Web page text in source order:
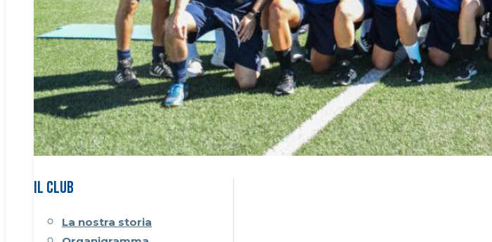
Il CLUB
La nostra storia